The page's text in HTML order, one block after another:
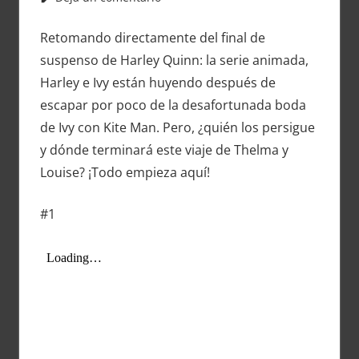
Retomando directamente del final de
suspenso de Harley Quinn: la serie animada,
Harley e Ivy están huyendo después de
escapar por poco de la desafortunada boda
de Ivy con Kite Man. Pero, ¿quién los persigue
y dónde terminará este viaje de Thelma y
Louise? ¡Todo empieza aquí!
#1